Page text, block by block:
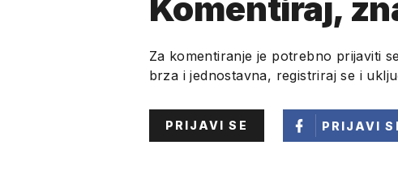
Komentiraj,
Za komentiranje je potrebno prijaviti
brza i jednostavna, registriraj se i
PRIJAVI SE PRIJAVI